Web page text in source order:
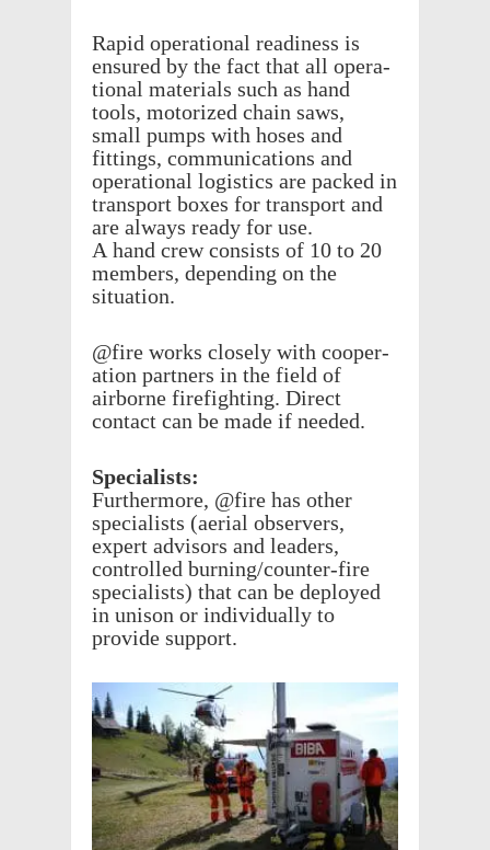
Rapid oper­a­tional readi­ness is
ensured by the fact that all oper­a­
tional mate­ri­als such as hand
tools, motor­ized chain saws,
small pumps with hoses and
fittings, commu­ni­ca­tions and
oper­a­tional logis­tics are packed in
trans­port boxes for trans­port and
are always ready for use.
A hand crew consists of 10 to 20
members, depend­ing on the
situation.
@fire works closely with coop­er­
a­tion part­ners in the field of
airborne fire­fight­ing. Direct
contact can be made if needed.
Special­ists:
Further­more, @fire has other
special­ists (aerial observers,
expert advi­sors and lead­ers,
controlled burn­ing/­counter-fire
special­ists) that can be deployed
in unison or indi­vid­u­ally to
provide support.